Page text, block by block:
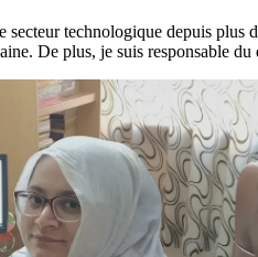
technologique depuis
De plus, je suis responsable